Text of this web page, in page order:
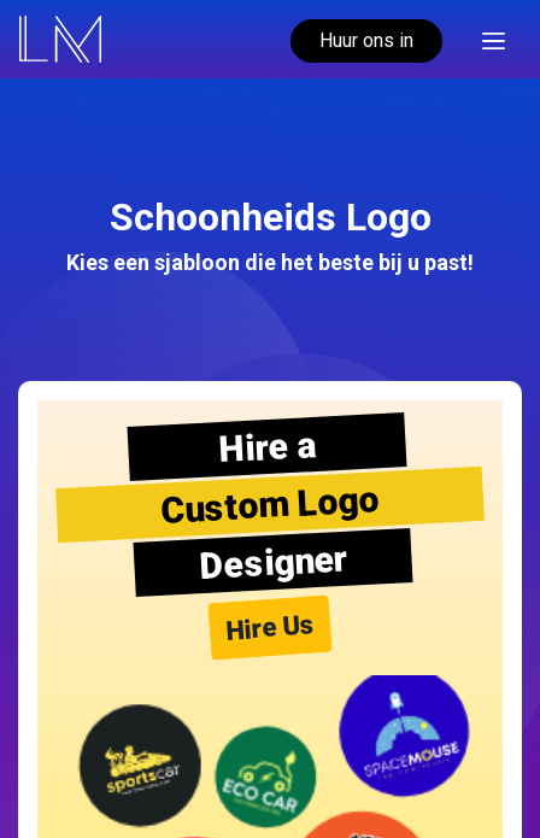
Huur ons in
Schoonheids Logo
Kies een sjabloon die het beste bij u past!
Hire a
Custom Logo
Designer
Hire Us